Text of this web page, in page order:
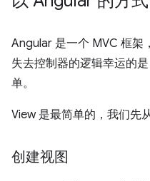
Angular 是一个 MVC 框架
失去控制器的逻辑幸运的
单。
View 是最简单的，我们先
创建视图